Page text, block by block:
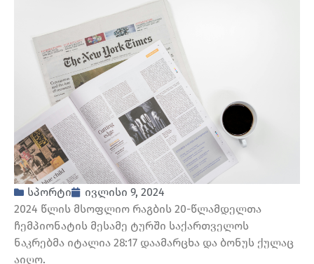
სპორტი
ივლისი 9, 2024
2024 წლის მსოფლიო რაგბის 20-წლამდელთა
ჩემპიონატის მესამე ტურში საქართველოს
ნაკრებმა იტალია 28:17 დაამარცხა და ბონუს ქულაც
აიღო.